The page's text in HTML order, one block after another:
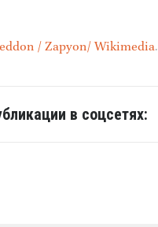
/ Zapyon/ Wikimedia.
в соцсетях: